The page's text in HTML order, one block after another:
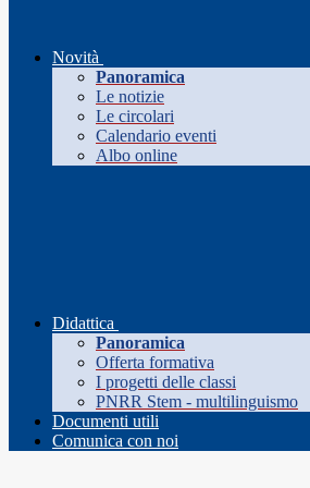
Novità
Panoramica
Le notizie
Le circolari
Calendario eventi
Albo online
Didattica
Panoramica
Offerta formativa
I progetti delle classi
PNRR Stem - multilinguismo
Documenti utili
Comunica con noi